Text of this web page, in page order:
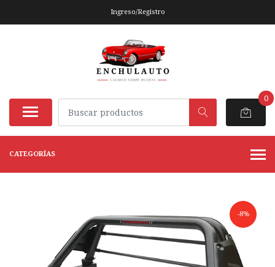
Ingreso/Registro
0
CATEGORÍAS
-8%